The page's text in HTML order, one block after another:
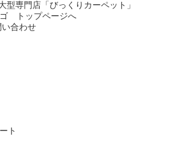
型専門店「びっくりカーペット」
い合わせ
ト